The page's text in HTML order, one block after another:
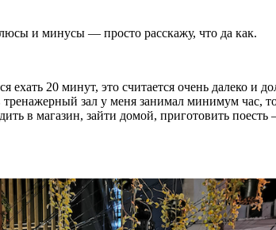
и минусы — просто расскажу, что да как.
ехать 20 минут, это считается очень далеко и
зал у меня занимал минимум час,
в магазин, зайти домой, приготовить поесть